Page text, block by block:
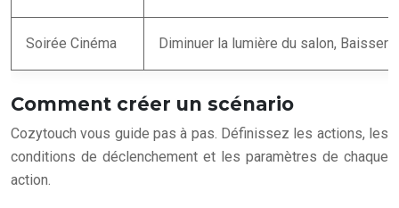
Soirée Cinéma Diminuer la lumière du salon, Baisser
Comment créer un scénario
Cozytouch vous guide pas à pas. Définissez les actions, les
conditions de déclenchement et les paramètres de chaque
action.